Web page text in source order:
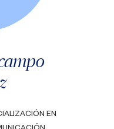
EN